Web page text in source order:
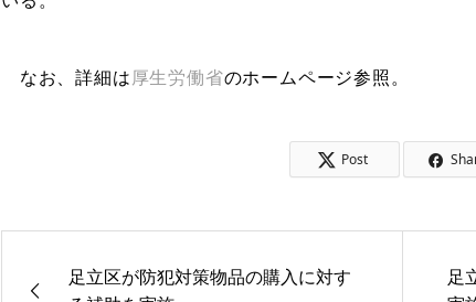
なお、詳細は厚生労働省のホームページ参照。
Post
足立区が防犯対策物品の購入に対す
足